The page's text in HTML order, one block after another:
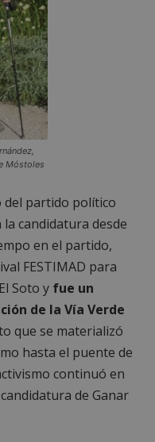
Móstoles
partido político
candidatura desde
en el partido,
FESTIMAD para
Soto y fue un
de la Vía Verde
que se materializó
hasta el puente de
continuó en
de Ganar